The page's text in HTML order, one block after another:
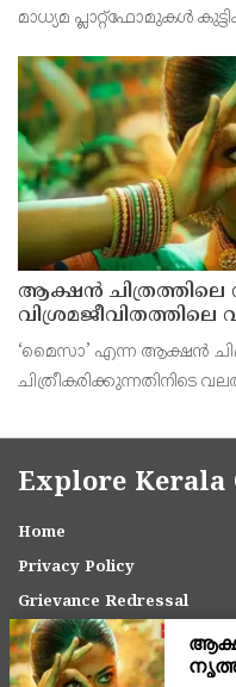
മാധ്യമ പ്ലാറ്റ്‌ഫോമുകൾ
കനത്ത തിരിച്ചടി.
ആക്ഷൻ ചിത്രത്തിലെ
വിശ്രമജീവിതത്തിലെ
രശ്മിക മന്ദാന
‘മൈസാ’ എന്ന ആക്ഷൻ
ചിത്രീകരിക്കുന്നതിനിടെ
Explore Kerala
Home
Privacy Policy
Grievance Redressal